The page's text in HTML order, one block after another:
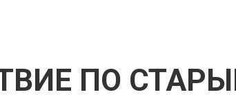
ПО